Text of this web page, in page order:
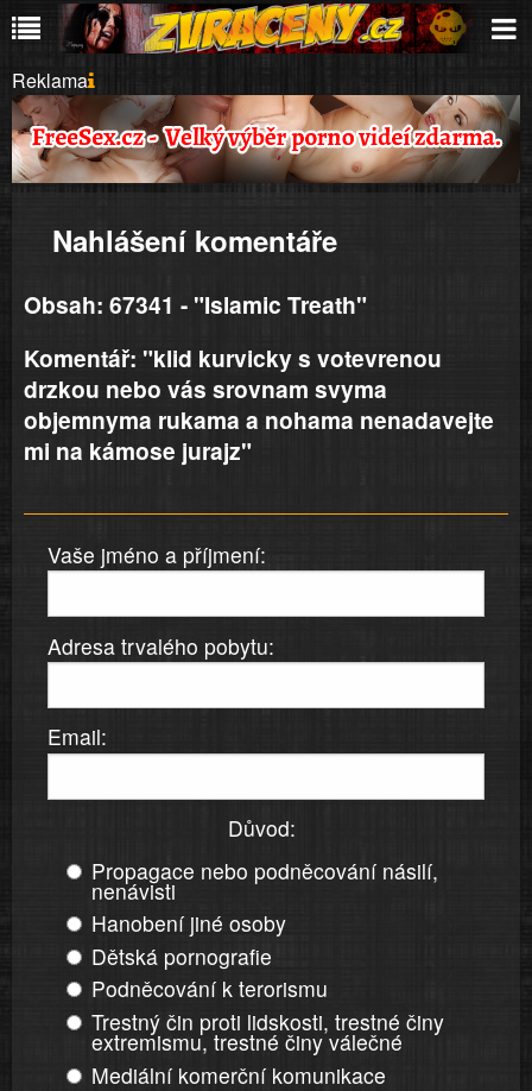
Reklama
Nahlášení komentáře
Obsah: 67341 - "Islamic Treath"
Komentář: "klid kurvicky s votevrenou
drzkou nebo vás srovnam svyma
objemnyma rukama a nohama nenadavejte
mi na kámose jurajz"
Vaše jméno a příjmení:
Adresa trvalého pobytu:
Email:
Důvod:
Propagace nebo podněcování násilí,
nenávisti
Hanobení jiné osoby
Dětská pornografie
Podněcování k terorismu
Trestný čin proti lidskosti, trestné činy
extremismu, trestné činy válečné
Mediální komerční komunikace